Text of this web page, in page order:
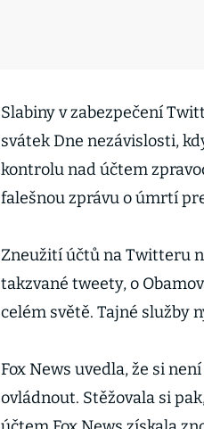
Slabiny v zabezpečení
svátek Dne nezávislosti,
kontrolu nad účtem
falešnou zprávu o úmrtí
Zneužití účtů na Twitteru
takzvané tweety, o
celém světě. Tajné služby
Fox News uvedla, že si
ovládnout. Stěžovala si